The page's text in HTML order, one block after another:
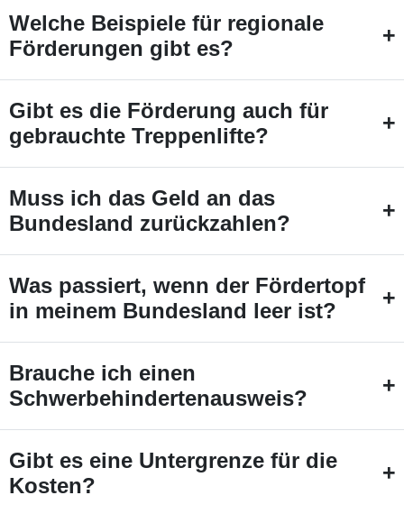
Welche Beispiele für regionale
Förderungen gibt es?
+
Gibt es die Förderung auch für
gebrauchte Treppenlifte?
+
Muss ich das Geld an das
Bundesland zurückzahlen?
+
Was passiert, wenn der Fördertopf
in meinem Bundesland leer ist?
+
Brauche ich einen
Schwerbehindertenausweis?
+
Gibt es eine Untergrenze für die
Kosten?
+